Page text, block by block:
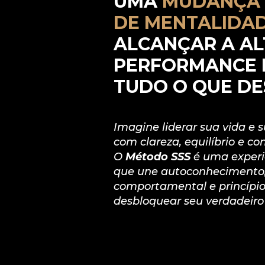
DE
ALCANÇAR A
PERFORMANCE
TUDO O QUE
Imagine liderar sua vida e
com clareza, equilíbrio e
O Método SSS é uma
que une
comportamental e
desbloquear seu